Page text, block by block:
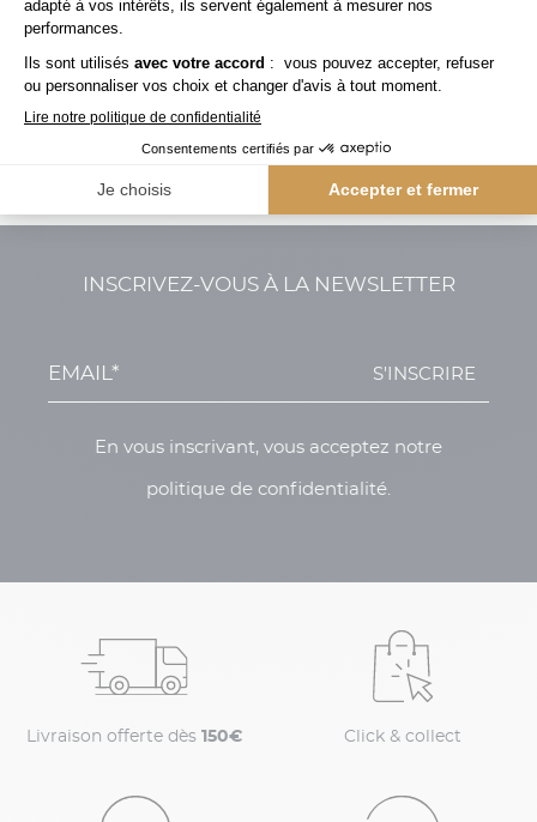
contact@capelstore.fr
Service Client du lundi au vendredi,
INSCRIVEZ-VOUS À LA NEWSLETTER
S'INSCRIRE
En vous inscrivant, vous acceptez notre
politique de confidentialité.
Livraison offerte dès 150€ Click & collect